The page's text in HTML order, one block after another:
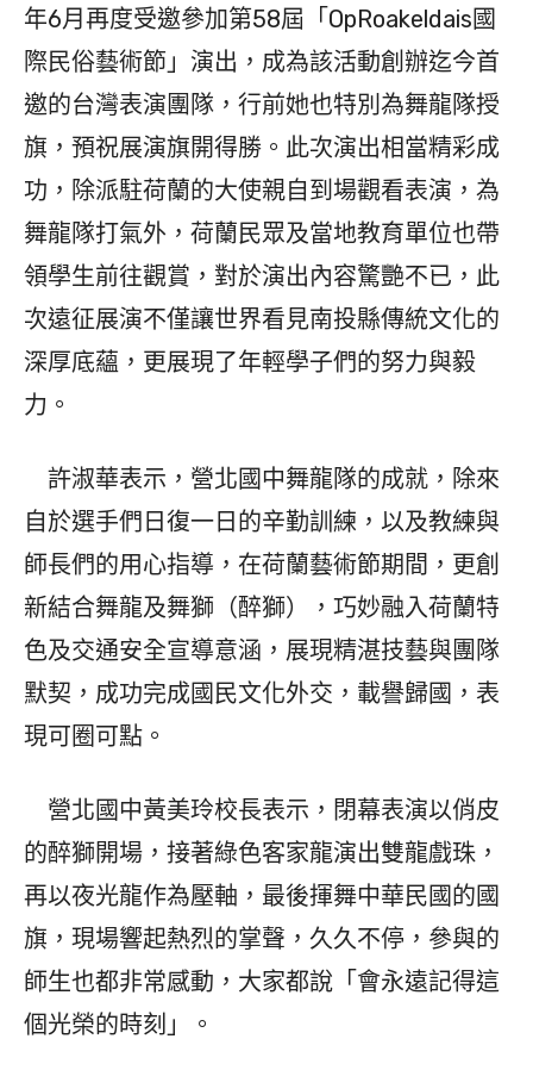
年6月再度受邀參加第58屆「OpRoakeldais國
際民俗藝術節」演出，成為該活動創辦迄今首
邀的台灣表演團隊，行前她也特別為舞龍隊授
旗，預祝展演旗開得勝。此次演出相當精彩成
功，除派駐荷蘭的大使親自到場觀看表演，為
舞龍隊打氣外，荷蘭民眾及當地教育單位也帶
領學生前往觀賞，對於演出內容驚艷不已，此
次遠征展演不僅讓世界看見南投縣傳統文化的
深厚底蘊，更展現了年輕學子們的努力與毅
力。
許淑華表示，營北國中舞龍隊的成就，除來
自於選手們日復一日的辛勤訓練，以及教練與
師長們的用心指導，在荷蘭藝術節期間，更創
新結合舞龍及舞獅（醉獅），巧妙融入荷蘭特
色及交通安全宣導意涵，展現精湛技藝與團隊
默契，成功完成國民文化外交，載譽歸國，表
現可圈可點。
營北國中黃美玲校長表示，閉幕表演以俏皮
的醉獅開場，接著綠色客家龍演出雙龍戲珠，
再以夜光龍作為壓軸，最後揮舞中華民國的國
旗，現場響起熱烈的掌聲，久久不停，參與的
師生也都非常感動，大家都說「會永遠記得這
個光榮的時刻」。